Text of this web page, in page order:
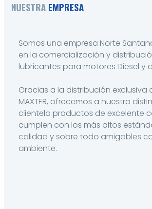
NUESTRA EMPRESA
Somos una empresa Norte
en la comercialización y
lubricantes para motores Diesel y
Gracias a la distribución exclusiva
MAXTER, ofrecemos a nuestra
clientela productos de excelente
cumplen con los más altos
calidad y sobre todo amigables
ambiente.